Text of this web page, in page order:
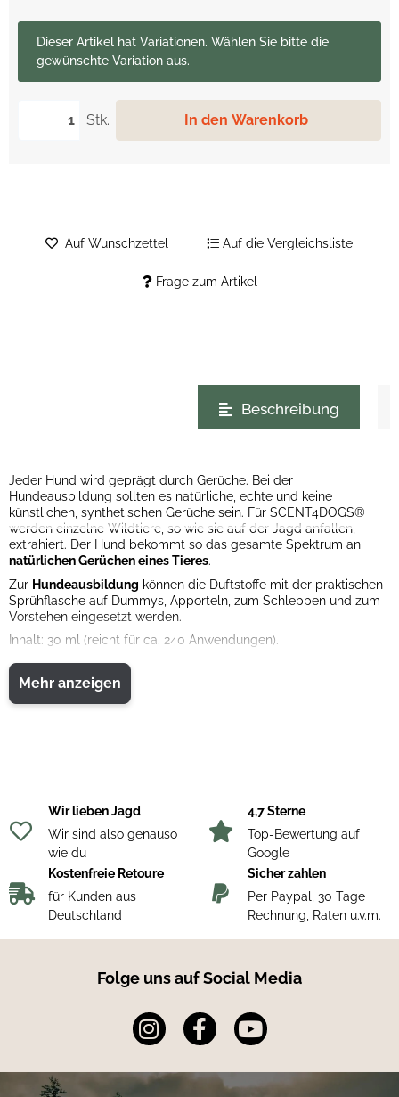
Stk. In den Warenkorb
xDieser Artikel hat Variationen. Wählen Sie bitte die
gewünschte Variation aus.
Frage zum Artikel
Auf Wunschzettel Auf die Vergleichsliste
Beschreibung
Jeder Hund wird geprägt durch Gerüche. Bei der
Hundeausbildung sollten es natürliche, echte und keine
künstlichen, synthetischen Gerüche sein. Für SCENT4DOGS®
werden einzelne Wildtiere, so wie sie auf der Jagd anfallen,
extrahiert. Der Hund bekommt so das gesamte Spektrum an
natürlichen Gerüchen eines Tieres.
Zur Hundeausbildung können die Duftstoffe mit der praktischen
Sprühflasche auf Dummys, Apporteln, zum Schleppen und zum
Vorstehen eingesetzt werden.
Inhalt: 30 ml (reicht für ca. 240 Anwendungen).
Wildarten:
Ente | Fasan | Fuchs | Hase | Kaninchen
Gesamtgewicht: Pumpsprühflasche mit e Inhalt etwa 48 g
Mehr anzeigen
Wir lieben Jagd
Wir sind also genauso
wie du
4,7 Sterne
Top-Bewertung auf
Google
Kostenfreie Retoure
für Kunden aus
Deutschland
Sicher zahlen
Per Paypal, 30 Tage
Rechnung, Raten u.v.m.
Folge uns auf Social Media